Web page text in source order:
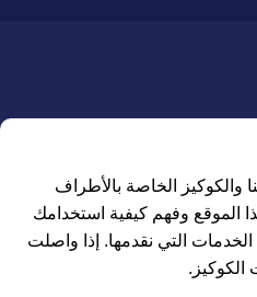
الطبية © 2026
والكوكيز الخاصة بالأطراف
الموقع وفهم كيفية استخدامك
التي نقدمها. إذا واصلت
الكوكيز.